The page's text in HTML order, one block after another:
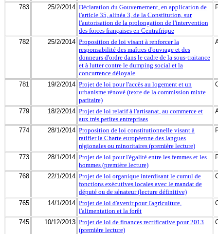
783 25/2/2014 Déclaration du Gouvernement, en application de
l'article 35, alinéa 3, de la Constitution, sur
l'autorisation de la prolongation de l'intervention
des forces françaises en Centrafrique
782 25/2/2014 Proposition de loi visant à renforcer la
responsabilité des maîtres d'ouvrage et des
donneurs d'ordre dans le cadre de la sous-traitance
et à lutter contre le dumping social et la
concurrence déloyale
781 19/2/2014 Projet de loi pour l'accès au logement et un
urbanisme rénové (texte de la commission mixte
paritaire)
779 18/2/2014 Projet de loi relatif à l'artisanat, au commerce et
aux très petites entreprises
774 28/1/2014 Proposition de loi constitutionnelle visant à
ratifier la Charte européenne des langues
régionales ou minoritaires (première lecture)
773 28/1/2014 Projet de loi pour l'égalité entre les femmes et les
hommes (première lecture)
768 22/1/2014 Projet de loi organique interdisant le cumul de
fonctions exécutives locales avec le mandat de
député ou de sénateur (lecture définitive)
765 14/1/2014 Projet de loi d'avenir pour l'agriculture,
l'alimentation et la forêt
745 10/12/2013 Projet de loi de finances rectificative pour 2013
(première lecture)